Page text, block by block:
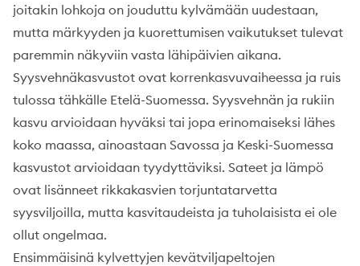
joitakin lohkoja on jouduttu kylvämään uudestaan,
mutta märkyyden ja kuorettumisen vaikutukset tulevat
paremmin näkyviin vasta lähipäivien aikana.
Syysvehnäkasvustot ovat korrenkasvuvaiheessa ja ruis
tulossa tähkälle Etelä-Suomessa. Syysvehnän ja rukiin
kasvu arvioidaan hyväksi tai jopa erinomaiseksi lähes
koko maassa, ainoastaan Savossa ja Keski-Suomessa
kasvustot arvioidaan tyydyttäviksi. Sateet ja lämpö
ovat lisänneet rikkakasvien torjuntatarvetta
syysviljoilla, mutta kasvitaudeista ja tuholaisista ei ole
ollut ongelmaa.
Ensimmäisinä kylvettyjen kevätviljapeltojen